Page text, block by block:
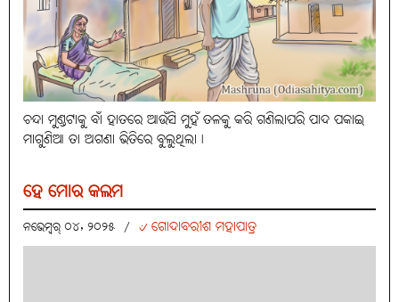
ଚନ୍ଦା ମୁଣ୍ଡଟାକୁ ବାଁ ହାତରେ ଆଉଁସି ମୁହଁ ତଳକୁ କରି ଗଣିଲାପରି ପାଦ ପକାଇ
ମାଗୁଣିଆ ତା ଅଗଣା ଭିତିରେ ବୁଲୁଥିଲା।
ହେ ମୋର କଲମ
ନଭେମ୍ବର୍ ୦୪, ୨୦୨୫ / ୰ ଗୋଦାବରୀଶ ମହାପାତ୍ର